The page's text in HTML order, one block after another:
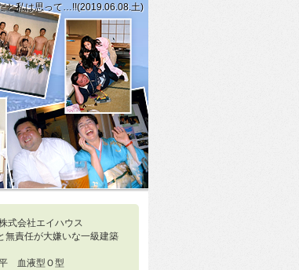
と私は思って…!!(2019.06.08.土)
先頭に立って問題解決を図ろうとする方…!!(2019.06.07
式会社エイハウス
無責任が大嫌いな一級建築
血液型Ｏ型